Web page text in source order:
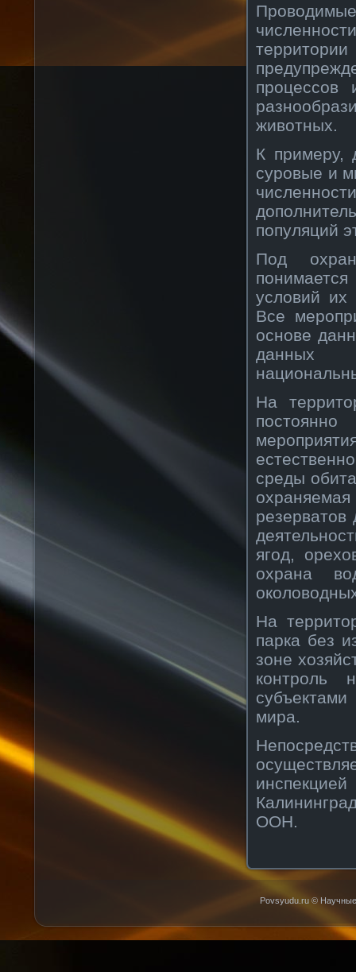
процессов
животных.
К примеру,
суровые и
популяций
Под
условий их
Все
основе
данных
На
среды
резерватов
ягод,
охрана
На
парка без
зоне
контроль
мира.
ООН.
Povsyudu.ru © Научные